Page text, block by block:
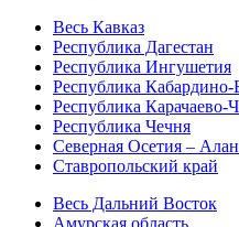
Весь Кавказ
Республика Дагестан
Республика Ингушетия
Республика Кабардино-
Республика Карачаево-
Республика Чечня
Северная Осетия –
Ставропольский край
Весь Дальний Восток
Амурская область